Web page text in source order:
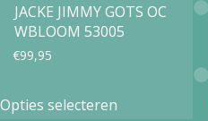
productpagina
JACKE JIMMY GOTS OC
WBLOOM 53005
€99,95
Opties selecteren